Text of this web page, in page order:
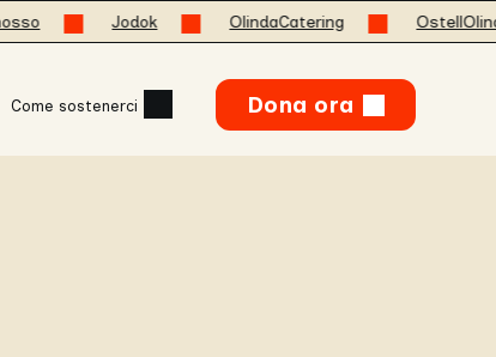
OlindaCatering OstellOlinda
Come sostenerci Dona ora